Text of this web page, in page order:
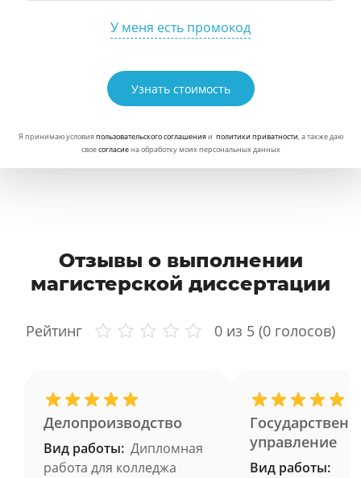
У меня есть промокод
Узнать стоимость
Я принимаю условияпользовательского соглашенияи политики приватности, а также даю
своесогласиена обработку моих персональных данных
Отзывы о выполнении
магистерской диссертации
Рейтинг 0 из 5 (0 голосов)
Делопроизводство
Вид работы: Дипломная
работа для колледжа
управление
Вид работы: